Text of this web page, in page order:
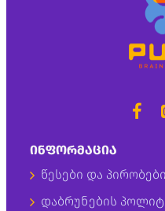
ᲘᲜᲤᲝᲠᲛᲐᲪᲘᲐ
წესები და პირობები
დაბრუნების